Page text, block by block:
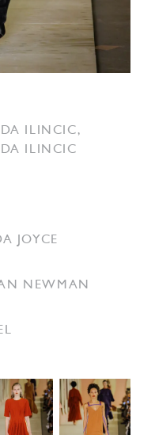
ILINCIC,
ILINCIC
JOYCE
NEWMAN